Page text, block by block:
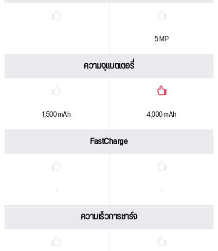
5 MP
ความจุแบตเตอรี่
1,500 mAh 4,000 mAh
FastCharge
- -
ความเร็วการชาร์จ